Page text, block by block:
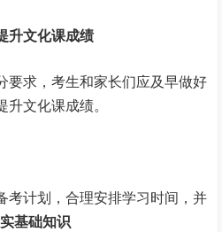
升文化课成绩
要求，考生和家长们应及早做好
文化课成绩。
考计划，合理安排学习时间，并
基础知识